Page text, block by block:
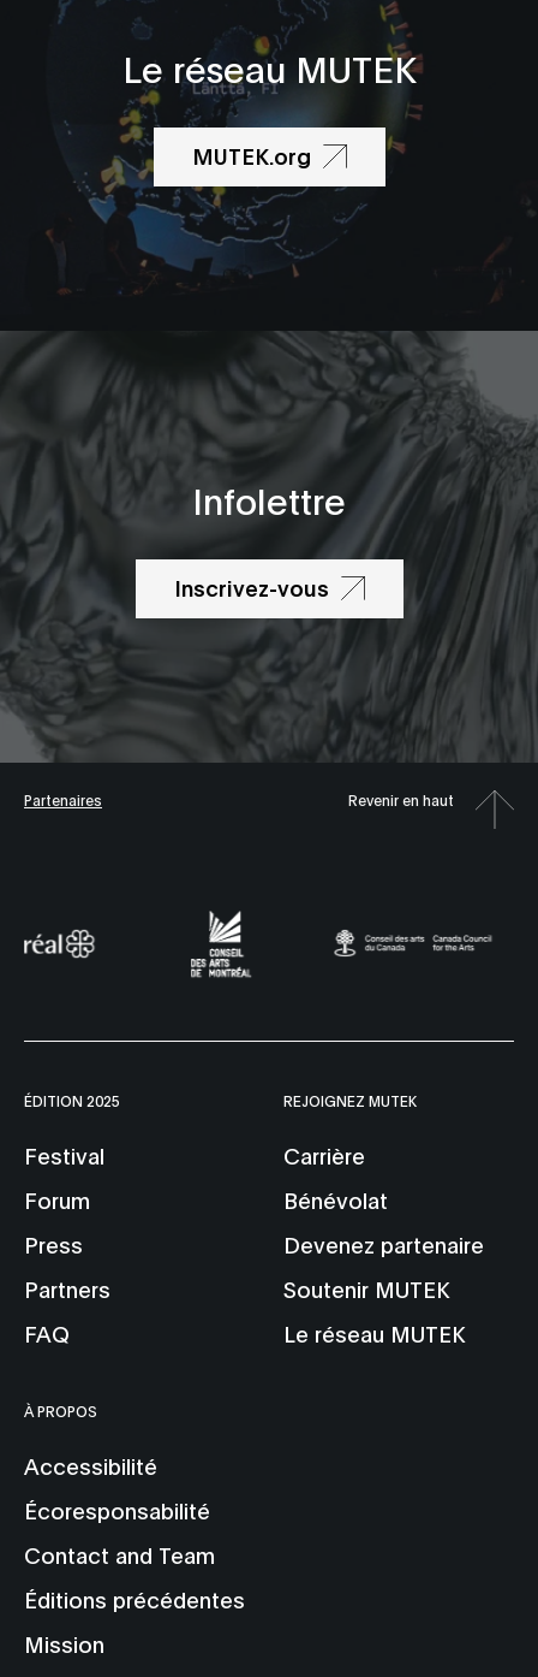
Le réseau MUTEK
MUTEK.org
Infolettre
Inscrivez-vous
Partenaires Revenir en haut
ÉDITION 2025
Festival
Forum
Press
Partners
FAQ
REJOIGNEZ MUTEK
Carrière
Bénévolat
Devenez partenaire
Soutenir MUTEK
Le réseau MUTEK
À PROPOS
Accessibilité
Écoresponsabilité
Contact and Team
Éditions précédentes
Mission